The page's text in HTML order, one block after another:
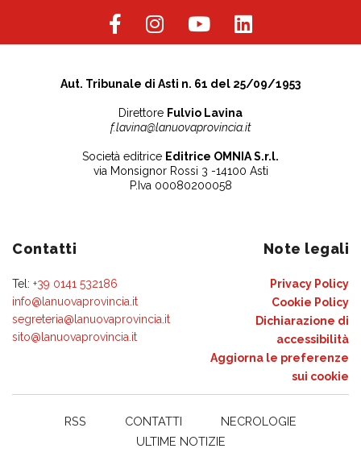
Aut. Tribunale di Asti n. 61 del 25/09/1953
Direttore Fulvio Lavina
f.lavina@lanuovaprovincia.it
Società editrice Editrice OMNIA S.r.l.
via Monsignor Rossi 3 -14100 Asti
P.Iva 00080200058
Contatti
Tel: +39 0141 532186
info@lanuovaprovincia.it
segreteria@lanuovaprovincia.it
sito@lanuovaprovincia.it
Note legali
Privacy Policy
Cookie Policy
Dichiarazione di
accessibilità
Aggiorna le preferenze
sui cookie
RSS CONTATTI
NECROLOGIE
ULTIME NOTIZIE